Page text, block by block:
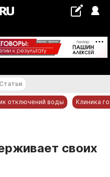
°С
Статьи
отключений воды Клиника
своих